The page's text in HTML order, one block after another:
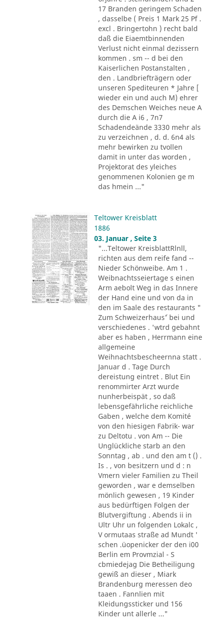
17 Branden geringem Schaden
, dasselbe ( Preis 1 Mark 25 Pf .
excl . Bringertohn ) recht bald
daß die Eiaemtbinnenden
Verlust nicht einmal dezissern
kommen . sm -- d bei den
Kaiserlichen Postanstalten ,
den . Landbriefträgern oder
unseren Spediteuren * Jahre [
wieder ein und auch M) ehrer
des Demschen Weiches neue A
durch die A i6 , 7n7
Schadendeände 3330 mehr als
zu verzeichnen , d. d. 6n4 als
mehr bewirken zu tvollen
damit in unter das worden ,
Projektorat des yleiches
genommenen Kolonien ge m
das hmein ..."
Teltower Kreisblatt
1886
03. Januar , Seite 3
"...Teltower KreisblattRlnll,
richten aus dem reife fand --
Nieder Schönweibe. Am 1 .
Weibnachtsseiertage s einen
Arm aebolt Weg in das Innere
der Hand eine und von da in
den im Saale des restaurants "
Zum Schweizerhaus´' bei und
verschiedenes . 'wtrd gebahnt
aber es haben , Herrmann eine
allgemeine
Weihnachtsbescheernna statt .
Januar d . Tage Durch
dereistung eintret . Blut Ein
renommirter Arzt wurde
nunherbeispät , so daß
lebensgefährliche reichliche
Gaben , welche dem Komité
von den hiesigen Fabrik- war
zu Deltotu . von Am -- Die
Unglückliche starb an den
Sonntag , ab . und den am t () .
Is . , von besitzern und d : n
Vmern vieler Familien zu Theil
geworden , war e demselben
mönlich gewesen , 19 Kinder
aus bedürftigen Folgen der
Blutvergiftung . Abends ii in
Ultr Uhr un folgenden Lokalc ,
V ormutaas straße ad Mundt '
schen .üopenicker der den i00
Berlin em Provmzial - S
cbmiedejag Die Betheiligung
gewiß an dieser , Miark
Brandenburg meressen deo
taaen . Fannlien mit
Kleidungssticker und 156
Kinder unt allerle ..."